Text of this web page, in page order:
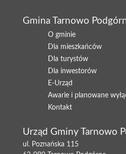
Gmina Tarnowo
O gminie
Dla mieszkańców
Dla turystów
Dla inwestorów
E-Urząd
Awarie i planowane
Kontakt
Urząd Gminy Tarnowo
ul. Poznańska 115